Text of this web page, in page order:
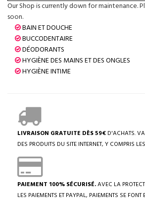
Our Shop is currently down for maintenance.
soon.
BAIN ET DOUCHE
BUCCODENTAIRE
DÉODORANTS
HYGIÈNE DES MAINS ET DES ONGLES
HYGIÈNE INTIME
LIVRAISON GRATUITE DÈS 59€ D'ACHATS.
DES PRODUITS DU SITE INTERNET, Y COMPRIS
PAIEMENT 100% SÉCURISÉ.AVEC LA
LES PAIEMENTS ET PAYPAL, PAIEMENTS SE